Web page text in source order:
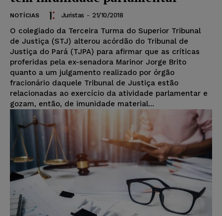
NOTÍCIAS Juristas - 21/10/2018
O colegiado da Terceira Turma do Superior Tribunal
de Justiça (STJ) alterou acórdão do Tribunal de
Justiça do Pará (TJPA) para afirmar que as críticas
proferidas pela ex-senadora Marinor Jorge Brito
quanto a um julgamento realizado por órgão
fracionário daquele Tribunal de Justiça estão
relacionadas ao exercício da atividade parlamentar e
gozam, então, de imunidade material...